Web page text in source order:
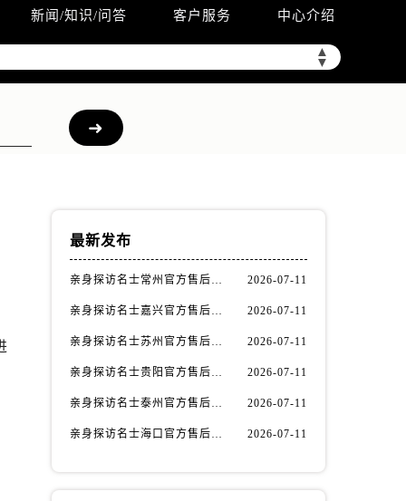
新闻/知识/问答 客户服务 中心介绍
▲
▼
最新发布
亲身探访名士常州官方售后服务中心｜全新官方服务电话与地址（2026年7月最新） 2026-07-11
亲身探访名士嘉兴官方售后服务中心｜全新地址和售后电话（2026年7月最新） 2026-07-11
亲身探访名士苏州官方售后服务中心｜服务热线与门店详细地址（2026年7月最新） 2026-07-11
亲身探访名士贵阳官方售后服务中心｜网点地址与电话（2026年7月最新） 2026-07-11
亲身探访名士泰州官方售后服务中心｜最新网点地址及热线（2026年7月最新） 2026-07-11
亲身探访名士海口官方售后服务中心｜全部地址与售后电话（2026年7月最新） 2026-07-11